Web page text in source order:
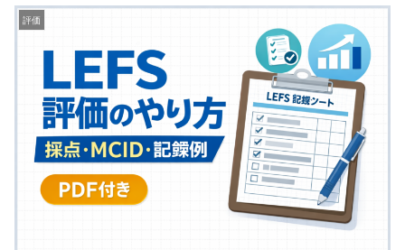
評価